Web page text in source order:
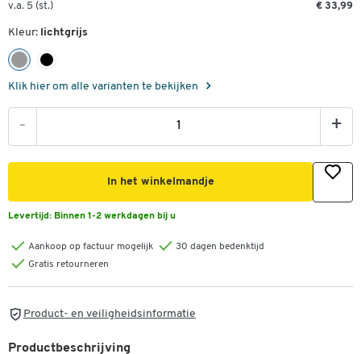
v.a. 5 (st.)
€ 33,99
Kleur: lichtgrijs
Klik hier om alle varianten te bekijken
- +
In het winkelmandje
Levertijd: Binnen 1-2 werkdagen bij u
Aankoop op factuur mogelijk
30 dagen bedenktijd
Gratis retourneren
Product- en veiligheidsinformatie
Productbeschrijving